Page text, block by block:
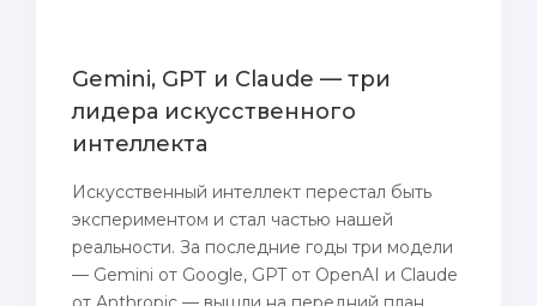
Gemini, GPT и Claude — три
лидера искусственного
интеллекта
Искусственный интеллект перестал быть
экспериментом и стал частью нашей
реальности. За последние годы три модели
— Gemini от Google, GPT от OpenAI и Claude